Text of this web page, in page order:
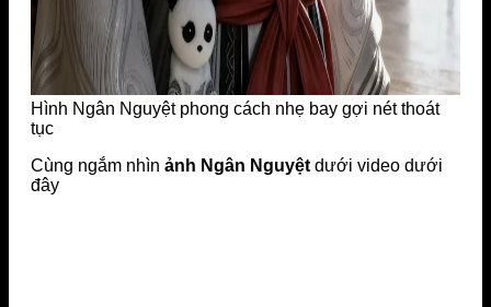
Hình Ngân Nguyệt phong cách nhẹ bay gợi nét thoát
tục
Cùng ngắm nhìn ảnh Ngân Nguyệt dưới video dưới
đây